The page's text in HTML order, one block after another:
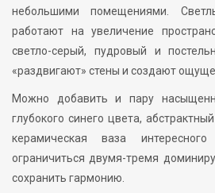
небольшими помещениями.
работают на увеличение
светло-серый, пудровый и
«раздвигают» стены и создают
Можно добавить и пару
глубокого синего цвета,
керамическая ваза
ограничиться двумя-тремя
сохранить гармонию.